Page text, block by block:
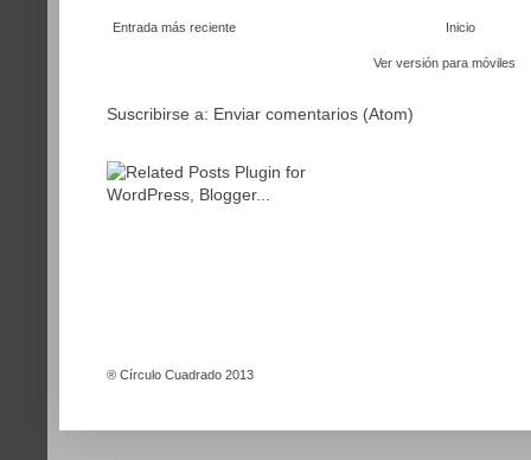
Entrada más reciente Inicio
Ver versión para móviles
Suscribirse a: Enviar comentarios (Atom)
® Círculo Cuadrado 2013